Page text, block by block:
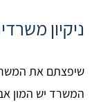
ניקיון
שיפצתם את
המשרד יש המון